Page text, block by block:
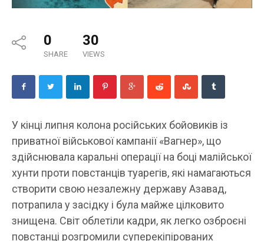
0
SHARE
30
VIEWS
У кінці липня колона російських бойовиків із
приватної військової кампанії «Вагнер», що
здійснювала каральні операції на боці малійської
хунти проти повстанців туарегів, які намагаються
створити свою незалежну державу Азавад,
потрапила у засідку і була майже цілковито
знищена. Світ облетіли кадри, як легко озброєні
повстанці розгромили суперекіпірованих